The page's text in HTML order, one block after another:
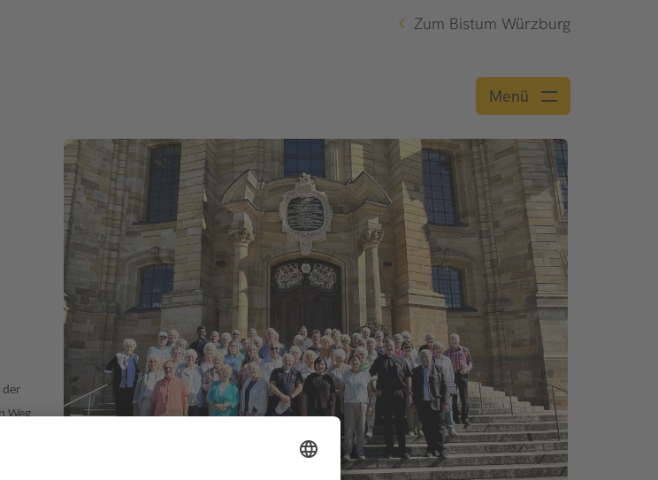
Zum Bistum Würzburg
Menü
der
Weg
In